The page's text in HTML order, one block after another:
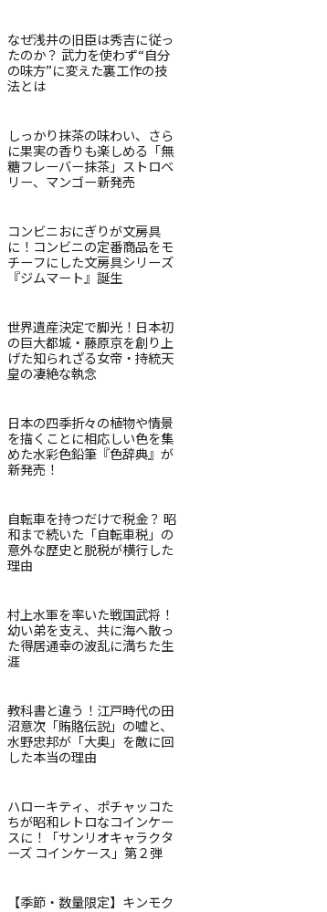
なぜ浅井の旧臣は秀吉に従っ
たのか？ 武力を使わず“自分
の味方”に変えた裏工作の技
法とは
しっかり抹茶の味わい、さら
に果実の香りも楽しめる「無
糖フレーバー抹茶」ストロベ
リー、マンゴー新発売
コンビニおにぎりが文房具
に！コンビニの定番商品をモ
チーフにした文房具シリーズ
『ジムマート』誕生
世界遺産決定で脚光！日本初
の巨大都城・藤原京を創り上
げた知られざる女帝・持統天
皇の凄絶な執念
日本の四季折々の植物や情景
を描くことに相応しい色を集
めた水彩色鉛筆『色辞典』が
新発売！
自転車を持つだけで税金？ 昭
和まで続いた「自転車税」の
意外な歴史と脱税が横行した
理由
村上水軍を率いた戦国武将！
幼い弟を支え、共に海へ散っ
た得居通幸の波乱に満ちた生
涯
教科書と違う！江戸時代の田
沼意次「賄賂伝説」の嘘と、
水野忠邦が「大奥」を敵に回
した本当の理由
ハローキティ、ポチャッコた
ちが昭和レトロなコインケー
スに！「サンリオキャラクタ
ーズ コインケース」第２弾
【季節・数量限定】キンモク